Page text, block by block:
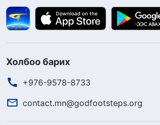
Холбоо барих
+976-9578-8733
contact.mn@godfootsteps.org